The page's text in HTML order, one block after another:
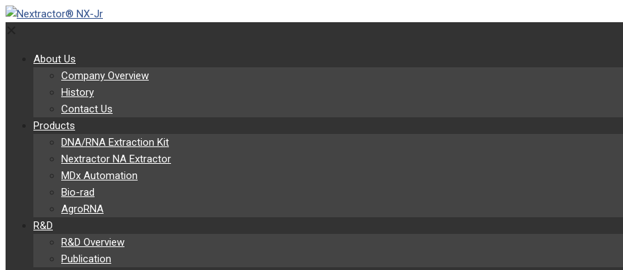
About Us
Company Overview
History
Contact Us
Products
DNA/RNA Extraction Kit
Nextractor NA Extractor
MDx Automation
Bio-rad
AgroRNA
R&D
R&D Overview
Publication